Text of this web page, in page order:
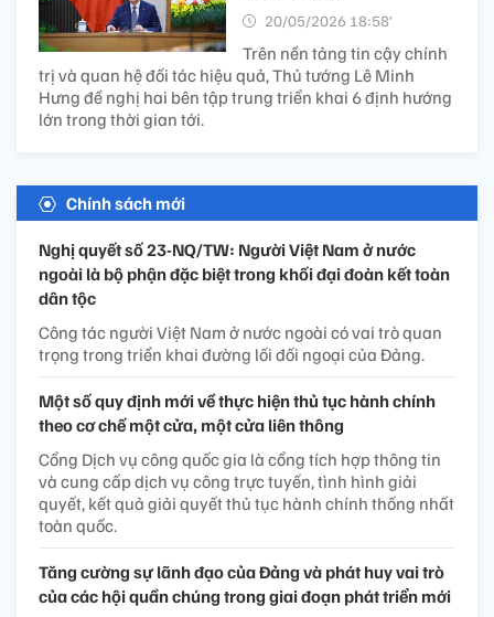
20/05/2026 18:58’
Trên nền tảng tin cậy chính
trị và quan hệ đối tác hiệu quả, Thủ tướng Lê Minh
Hưng đề nghị hai bên tập trung triển khai 6 định hướng
lớn trong thời gian tới.
Chính sách mới
Nghị quyết số 23-NQ/TW: Người Việt Nam ở nước
ngoài là bộ phận đặc biệt trong khối đại đoàn kết toàn
dân tộc
Công tác người Việt Nam ở nước ngoài có vai trò quan
trọng trong triển khai đường lối đối ngoại của Đảng.
Một số quy định mới về thực hiện thủ tục hành chính
theo cơ chế một cửa, một cửa liên thông
Cổng Dịch vụ công quốc gia là cổng tích hợp thông tin
và cung cấp dịch vụ công trực tuyến, tình hình giải
quyết, kết quả giải quyết thủ tục hành chính thống nhất
toàn quốc.
Tăng cường sự lãnh đạo của Đảng và phát huy vai trò
của các hội quần chúng trong giai đoạn phát triển mới